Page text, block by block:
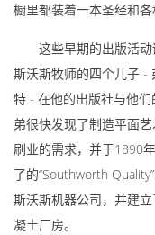
橱里都装着一本圣经和各
这些早期的出版活
斯沃斯牧师的四个儿子 -
特 - 在他的出版社与他
弟很快发现了制造平面
刷业的需求，并于1890
了的“Southworth
斯沃斯机器公司，并建
凝土厂房。